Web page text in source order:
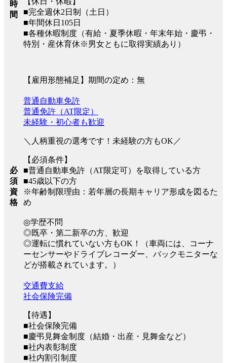
時
間
■完全週休2日制（土日）
■年間休日105日
■各種休暇制度（有給・夏季休暇・年末年始・慶弔・
特別・産休育休※男女ともに取得実績あり）
【雇用形態補足】期間の定め：無
必
須
資
格
普通自動車免許
普通免許（AT限定）
未経験・初心者も歓迎
＼人柄重視の選考です！未経験の方もOK／
【必須条件】
■普通自動車免許（AT限定可）を取得している方
■45歳以下の方
※年齢制限理由：若年層の長期キャリア形成を図るた
め
◎学歴不問
◎既卒・第二新卒の方、歓迎
◎運転に慣れていない方もOK！（車両には、コーナ
ーセンサーやドライブレコーダー、バックモニターな
どが搭載されています。）
交通費支給
社会保険完備
【待遇】
■社会保険完備
■慶弔見舞金制度（結婚・出産・見舞金など）
■社内表彰制度
■社内割引制度